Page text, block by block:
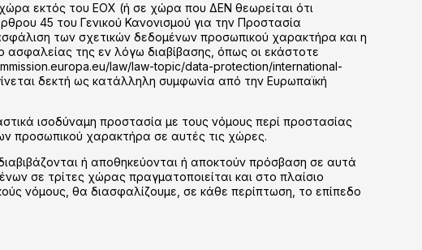
εκτός του ΕΟΧ (ή σε χώρα που ΔΕΝ θεωρείται ότι
45 του Γενικού Κανονισμού για την Προστασία
των σχετικών δεδομένων προσωπικού χαρακτήρα και η
ασφαλείας της εν λόγω διαβίβασης, όπως οι εκάστοτε
law/law-topic/data-protection/international-
δεκτή ως κατάλληλη συμφωνία από την Ευρωπαϊκή
ισοδύναμη προστασία με τους νόμους περί προστασίας
προσωπικού χαρακτήρα σε αυτές τις χώρες.
ή αποθηκεύονται ή αποκτούν πρόσβαση σε αυτά
σε τρίτες χώρας πραγματοποιείται και στο πλαίσιο
νόμους, θα διασφαλίζουμε, σε κάθε περίπτωση, το επίπεδο